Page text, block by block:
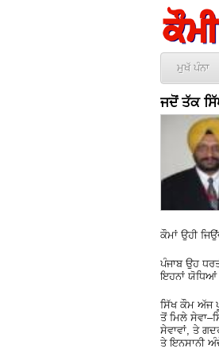
ਮੁਖੱ ਪੰਨਾ
ਜਦੋਂ ਤੱਕ
ਕੌਮਾਂ ਉਹੀ
ਪੰਜਾਬ ਉਹ
ਇਹਨਾਂ
ਸਿੱਖ ਕੌਮ ਅੱਜ
ਤੋਂ ਮਿਲੇ
ਸੇਵਾਵਾਂ, ਤੇ
ਤੇ ਇਨਸਾਨੀ